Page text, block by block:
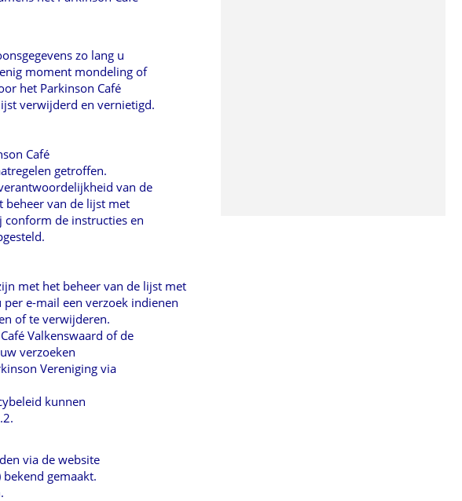
zo lang u
moment mondeling of
het Parkinson Café
verwijderd en vernietigd.
Café
getroffen.
van de
beheer van de lijst met
conform de instructies en
met het beheer van de lijst met
per e-mail een verzoek indienen
of te verwijderen.
Valkenswaard ofde
verzoeken
Vereniging via
kunnen
via de website
gemaakt.